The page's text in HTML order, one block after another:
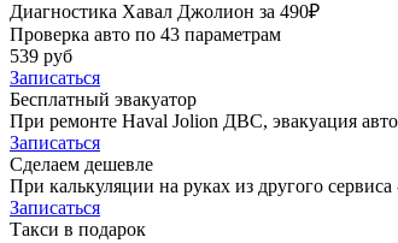
Диагностика Хавал Джолион за 490₽
Проверка авто по 43 параметрам
539 руб
Записаться
Бесплатный эвакуатор
При ремонте Haval Jolion ДВС, эвакуация
Записаться
Сделаем дешевле
При калькуляции на руках из другого
Записаться
Такси в подарок